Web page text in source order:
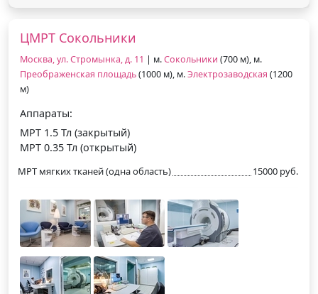
ЦМРТ Сокольники
Москва, ул. Стромынка, д. 11 | м.Сокольники (700 м), м.
Преображенская площадь(1000 м), м.Электрозаводская (1200
м)
Аппараты:
МРТ 1.5 Тл (закрытый)
МРТ 0.35 Тл (открытый)
МРТ мягких тканей (одна область) 15000 руб.